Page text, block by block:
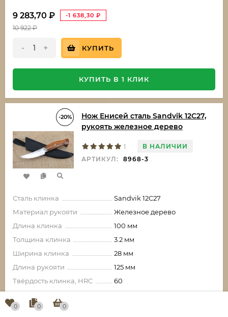
9 283,70 ₽ -1 638,30 ₽
10 922₽
- + КУПИТЬ
КУПИТЬ В 1 КЛИК
-20%
Нож Енисей сталь Sandvik 12C27,
рукоять железное дерево
1
В НАЛИЧИИ
АРТИКУЛ:
8968-3
Сталь клинка
Sandvik 12C27
Материал рукояти
Железное дерево
Длина клинка
100 мм
Толщина клинка
3.2 мм
Ширина клинка
28 мм
Длина рукояти
125 мм
Твёрдость клинка, HRC
60
14 665,60 ₽
0 0 0